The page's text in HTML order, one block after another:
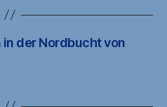
der Nordbucht von